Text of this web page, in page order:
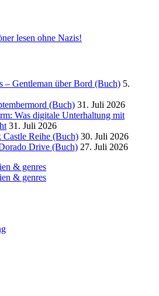
– Gentleman über Bord (Buch) 5.
(Buch) 31. Juli 2026
Was digitale Unterhaltung mit
31. Juli 2026
Reihe (Buch) 30. Juli 2026
Drive (Buch) 27. Juli 2026